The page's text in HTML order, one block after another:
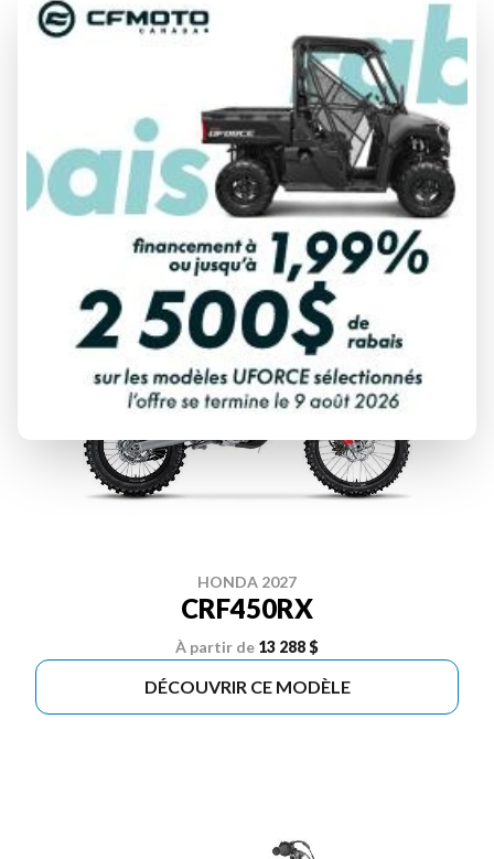
HONDA 2027
CRF450R
À partir de13 138 $
DÉCOUVRIR CE MODÈLE
HONDA 2027
CRF450RX
À partir de 13 288 $
DÉCOUVRIR CE MODÈLE